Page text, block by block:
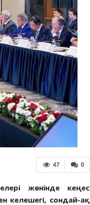
0
47
жөнінде кеңес
келешегі, сондай-ақ